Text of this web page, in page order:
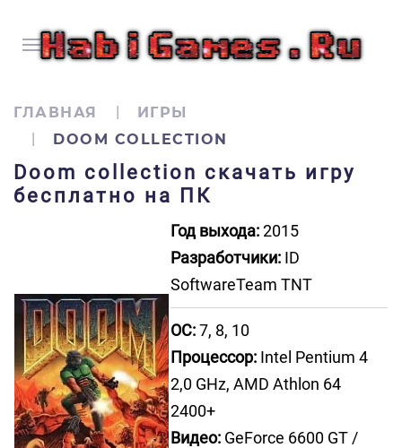
ГЛАВНАЯ
ИГРЫ
DOOM COLLECTION
Doom collection скачать игру
бесплатно на ПК
Год выхода:2015
Разработчики: ID
SoftwareTeam TNT
ОС:7, 8, 10
Процессор: Intel Pentium 4
2,0 GHz, AMD Athlon 64
2400+
Видео: GeForce 6600 GT /